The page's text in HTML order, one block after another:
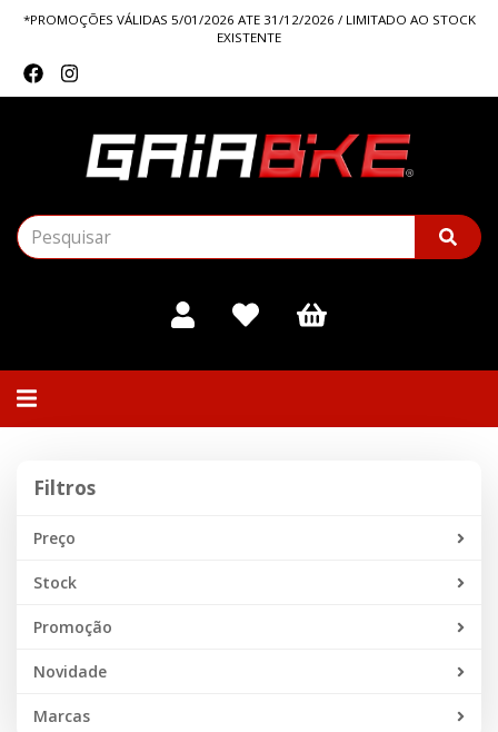
*PROMOÇÕES VÁLIDAS 5/01/2026 ATE 31/12/2026 / LIMITADO AO STOCK
EXISTENTE
Alternar
Filtros
Preço
Stock
Promoção
Novidade
Marcas